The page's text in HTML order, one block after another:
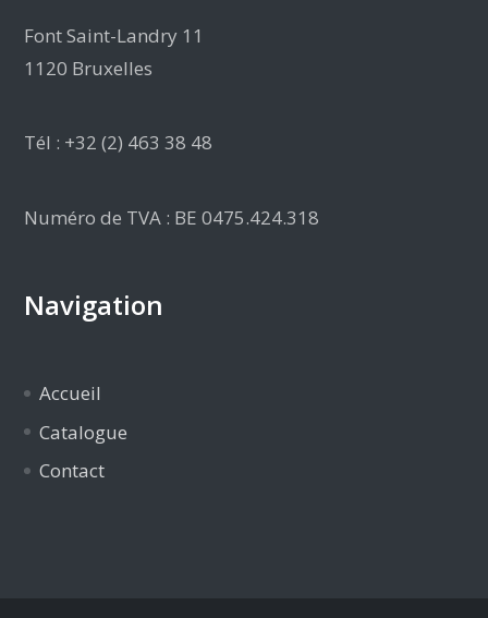
Font Saint-Landry 11
1120 Bruxelles
Tél : +32 (2) 463 38 48
Numéro de TVA : BE 0475.424.318
Navigation
Accueil
Catalogue
Contact